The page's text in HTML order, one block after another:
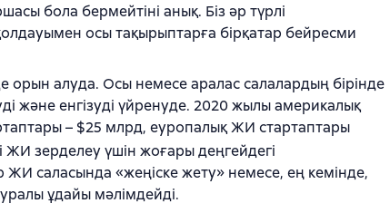
бола бермейтіні анық. Біз әр түрлі
осы тақырыптарға бірқатар бейресми
алуда. Осы немесе аралас салалардың бірінде
және енгізуді үйренуде. 2020 жылы америкалық
– $25 млрд, еуропалық ЖИ стартаптары
зерделеу үшін жоғары деңгейдегі
саласында «жеңіске жету» немесе, ең кемінде,
ұдайы мәлімдейді.